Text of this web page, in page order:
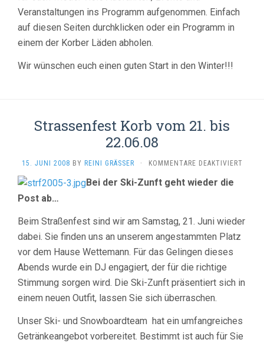
Veranstaltungen ins Programm aufgenommen. Einfach
auf diesen Seiten durchklicken oder ein Programm in
einem der Korber Läden abholen.
Wir wünschen euch einen guten Start in den Winter!!!
Strassenfest Korb vom 21. bis
22.06.08
15. JUNI 2008 BY REINI GRÄSSER · KOMMENTARE DEAKTIVIERT
BIS
Bei der Ski-Zunft geht wieder die
Post ab…
Beim Straßenfest sind wir am Samstag, 21. Juni wieder
dabei. Sie finden uns an unserem angestammten Platz
vor dem Hause Wettemann. Für das Gelingen dieses
Abends wurde ein DJ engagiert, der für die richtige
Stimmung sorgen wird. Die Ski-Zunft präsentiert sich in
einem neuen Outfit, lassen Sie sich überraschen.
Unser Ski- und Snowboardteam hat ein umfangreiches
Getränkeangebot vorbereitet. Bestimmt ist auch für Sie